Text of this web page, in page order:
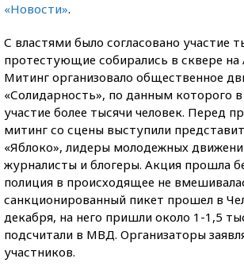
«Новости».
С властями было согласовано участие
протестующие собирались в сквере на
Митинг организовало общественное
«Солидарность», по данным которого
участие более тысячи человек. Перед
митинг со сцены выступили
«Яблоко», лидеры молодежных
журналисты и блогеры. Акция прошла
полиция в происходящее не
санкционированный пикет прошел в
декабря, на него пришли около 1-1,5
подсчитали в МВД. Организаторы
участников.